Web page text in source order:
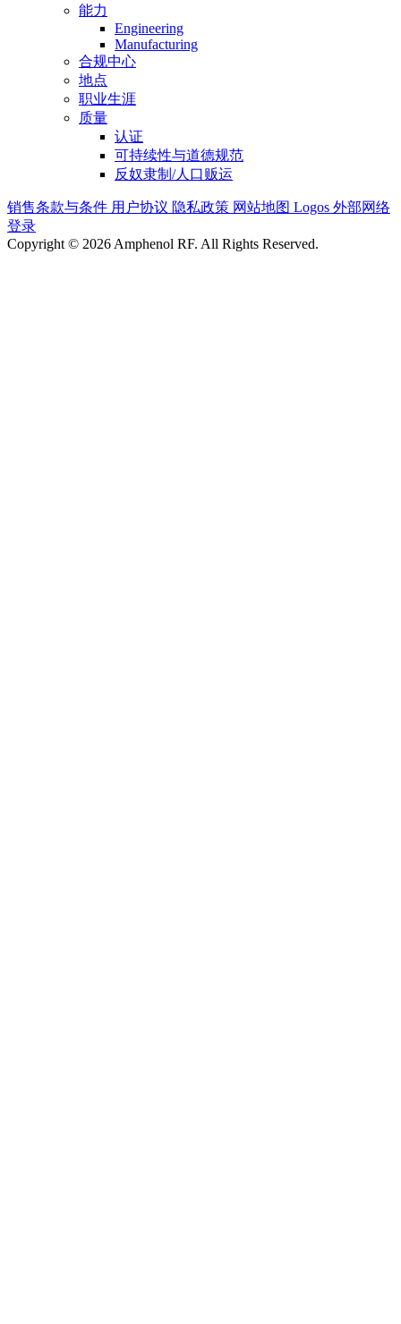
能力
Engineering
Manufacturing
合规中心
地点
职业生涯
质量
认证
可持续性与道德规范
反奴隶制/人口贩运
销售条款与条件 用户协议 隐私政策 网站地图 Logos 外部网络
登录
Copyright © 2026 Amphenol RF. All Rights Reserved.